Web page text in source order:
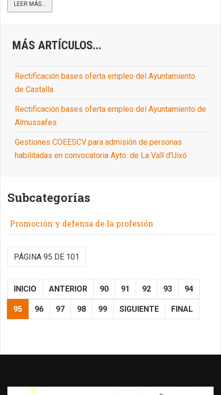
LEER MÁS...
MÁS ARTÍCULOS...
Rectificación bases oferta empleo del Ayuntamiento
de Castalla
Rectificación bases oferta empleo del Ayuntamiento de
Almussafes
Gestiones COEESCV para admisión de personas
habilitadas en convocatoria Ayto. de La Vall d'Uixó
Subcategorías
Promoción y defensa de la profesión
PÁGINA 95 DE 101
INICIO ANTERIOR 90 91 92 93 94
95 96 97 98 99 SIGUIENTE FINAL